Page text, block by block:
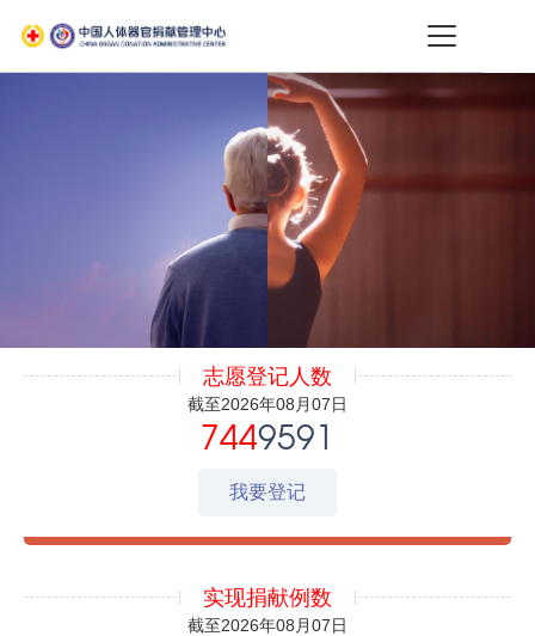
志愿登记人数
截至2026年08月07日
7449591
我要登记
实现捐献例数
截至2026年08月07日